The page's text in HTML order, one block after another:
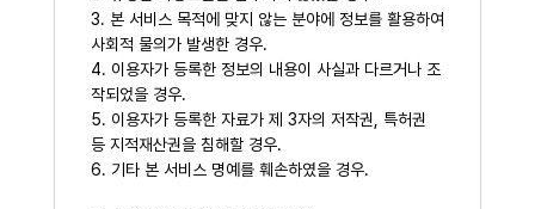
3. 본 서비스 목적에 맞지 않는 분야에 정보를 활용하여
사회적 물의가 발생한 경우.
4. 이용자가 등록한 정보의 내용이 사실과 다르거나 조
작되었을 경우.
5. 이용자가 등록한 자료가 제 3자의 저작권, 특허권
등 지적재산권을 침해할 경우.
6. 기타 본 서비스 명예를 훼손하였을 경우.